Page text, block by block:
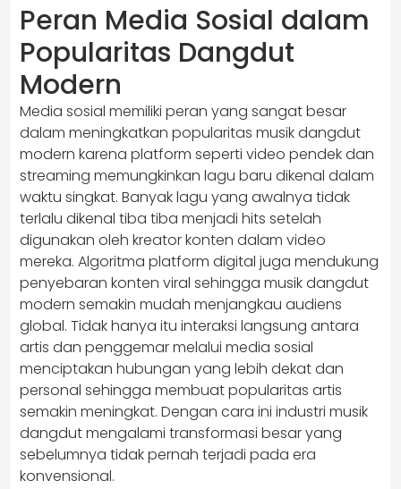
Peran Media Sosial dalam
Popularitas Dangdut
Modern
Media sosial memiliki peran yang sangat besar
dalam meningkatkan popularitas musik dangdut
modern karena platform seperti video pendek dan
streaming memungkinkan lagu baru dikenal dalam
waktu singkat. Banyak lagu yang awalnya tidak
terlalu dikenal tiba tiba menjadi hits setelah
digunakan oleh kreator konten dalam video
mereka. Algoritma platform digital juga mendukung
penyebaran konten viral sehingga musik dangdut
modern semakin mudah menjangkau audiens
global. Tidak hanya itu interaksi langsung antara
artis dan penggemar melalui media sosial
menciptakan hubungan yang lebih dekat dan
personal sehingga membuat popularitas artis
semakin meningkat. Dengan cara ini industri musik
dangdut mengalami transformasi besar yang
sebelumnya tidak pernah terjadi pada era
konvensional.